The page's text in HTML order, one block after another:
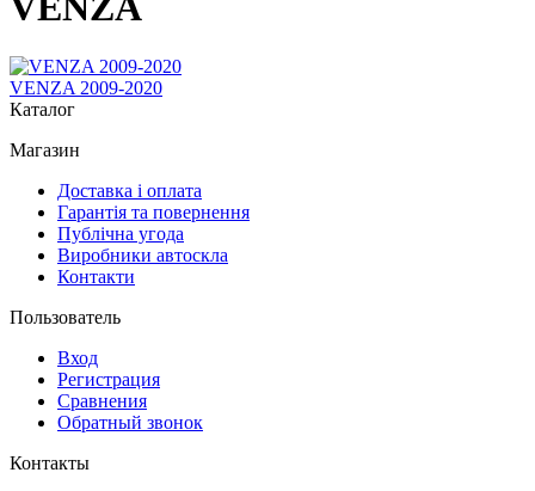
VENZA 2009-2020
Каталог
Магазин
Доставка і оплата
Гарантія та повернення
Публічна угода
Виробники автоскла
Контакти
Пользователь
Вход
Регистрация
Сравнения
Обратный звонок
Контакты